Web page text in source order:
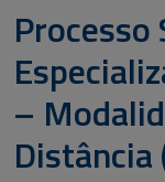
–
Distância